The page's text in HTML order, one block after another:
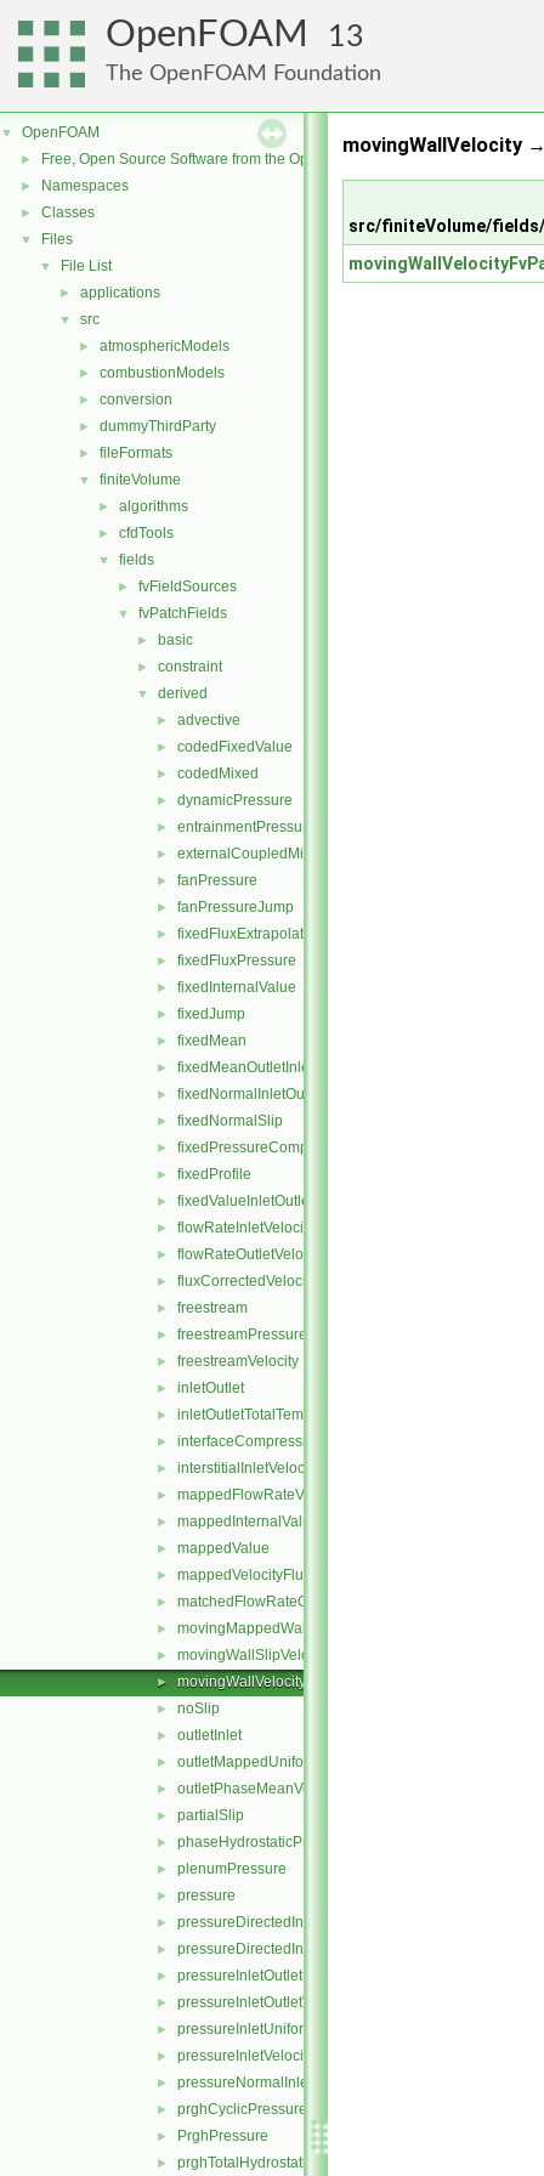
OpenFOAM 13
The OpenFOAM Foundation
▼ OpenFOAM
► Free, Open Source Software from the OpenFOAM Foundation
► Namespaces
► Classes
▼ Files
▼ File List
► applications
▼ src
► atmosphericModels
► combustionModels
► conversion
► dummyThirdParty
► fileFormats
▼ finiteVolume
► algorithms
► cfdTools
▼ fields
► fvFieldSources
▼ fvPatchFields
► basic
► constraint
▼ derived
► advective
► codedFixedValue
► codedMixed
► dynamicPressure
► entrainmentPressure
► externalCoupledMixed
► fanPressure
► fanPressureJump
► fixedFluxExtrapolatedPressure
► fixedFluxPressure
► fixedInternalValue
► fixedJump
► fixedMean
► fixedMeanOutletInlet
► fixedNormalInletOutletVelocity
► fixedNormalSlip
► fixedPressureCompressibleDensity
► fixedProfile
► fixedValueInletOutlet
► flowRateInletVelocity
► flowRateOutletVelocity
► fluxCorrectedVelocity
► freestream
► freestreamPressure
► freestreamVelocity
► inletOutlet
► inletOutletTotalTemperature
► interfaceCompression
► interstitialInletVelocity
► mappedFlowRateVelocity
► mappedInternalValue
► mappedValue
► mappedVelocityFlux
► matchedFlowRateOutletVelocity
► movingMappedWallVelocity
► movingWallSlipVelocity
► movingWallVelocity
► noSlip
► outletInlet
► outletMappedUniformInlet
► outletPhaseMeanVelocity
► partialSlip
► phaseHydrostaticPressure
► plenumPressure
► pressure
► pressureDirectedInletOutletVelocity
► pressureDirectedInletVelocity
► pressureInletOutletParSlipVelocity
► pressureInletOutletVelocity
► pressureInletUniformVelocity
► pressureInletVelocity
► pressureNormalInletOutletVelocity
► prghCyclicPressure
► PrghPressure
► prghTotalHydrostaticPressure
movingWallVelocity
src/finiteVolume/